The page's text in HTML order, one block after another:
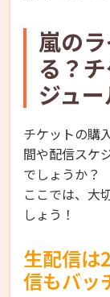
嵐の
る？
ジュ
チケットの購
間や配信スケ
でしょうか？
ここでは、大
しょう！
生配信は
信もバッ